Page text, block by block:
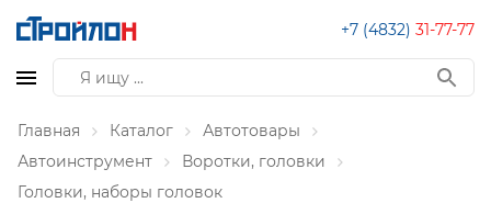
+7 (4832) 31-77-77
Главная Каталог
Автотовары
Автоинструмент
Воротки, головки
Головки, наборы головок